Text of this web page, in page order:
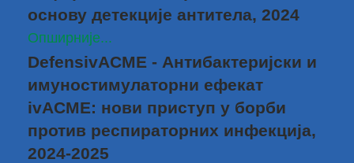
основу детекције антитела, 2024
Опширније...
DefensivACME - Антибактеријски и
имуностимулаторни ефекат
ivACME: нови приступ у борби
против респираторних инфекција,
2024-2025